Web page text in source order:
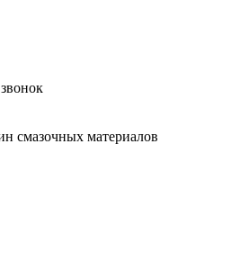
смазочных материалов